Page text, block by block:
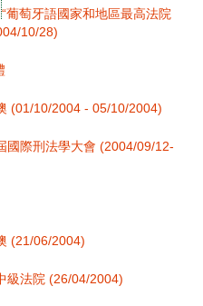
“葡萄牙語國家和地區最高法院
10/28)
(01/10/2004 - 05/10/2004)
國際刑法學大會 (2004/09/12-
(21/06/2004)
級法院 (26/04/2004)